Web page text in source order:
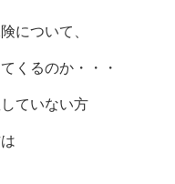
について、
くるのか・・・
ていない方